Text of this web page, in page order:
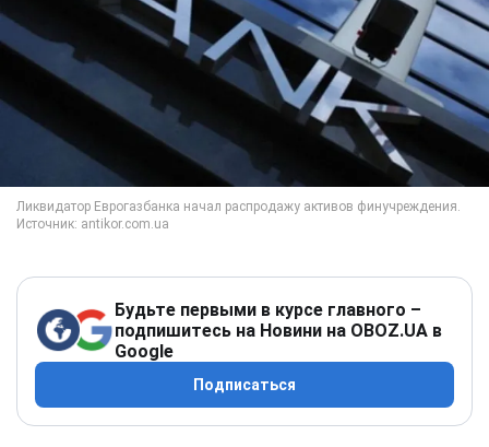
Будьте первыми в курсе главного –
подпишитесь на Новини на OBOZ.UA в
Google
Подписаться